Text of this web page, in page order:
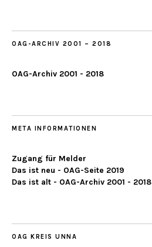
OAG-ARCHIV 2001 – 2018
OAG-Archiv 2001 - 2018
META INFORMATIONEN
Zugang für Melder
Das ist neu - OAG-Seite 2019
Das ist alt - OAG-Archiv 2001 - 2018
OAG KREIS UNNA